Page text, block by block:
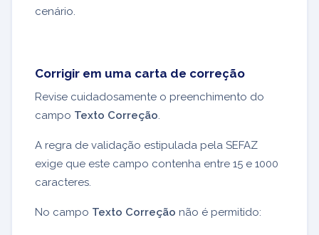
cenário.
Corrigir em uma carta de correção
Revise cuidadosamente o preenchimento do
campo Texto Correção.
A regra de validação estipulada pela SEFAZ
exige que este campo contenha entre 15 e 1000
caracteres.
No campo Texto Correção não é permitido: